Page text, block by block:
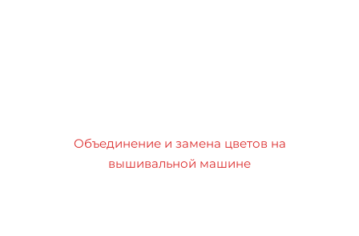
Объединение и замена цветов на
вышивальной машине